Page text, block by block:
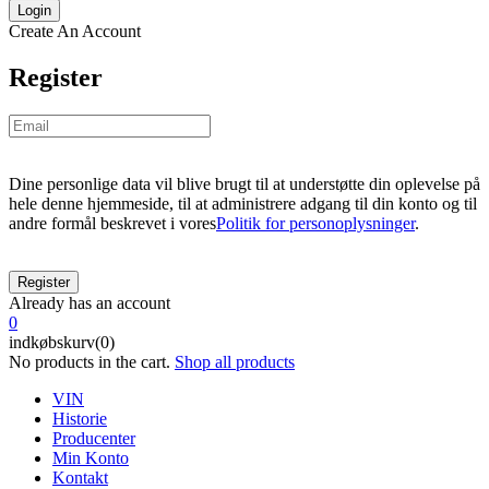
Create An Account
Register
Dine personlige data vil blive brugt til at understøtte din oplevelse på
hele denne hjemmeside, til at administrere adgang til din konto og til
andre formål beskrevet i voresPolitik for personoplysninger.
Already has an account
0
indkøbskurv(0)
No products in the cart. Shop all products
VIN
Historie
Producenter
Min Konto
Kontakt